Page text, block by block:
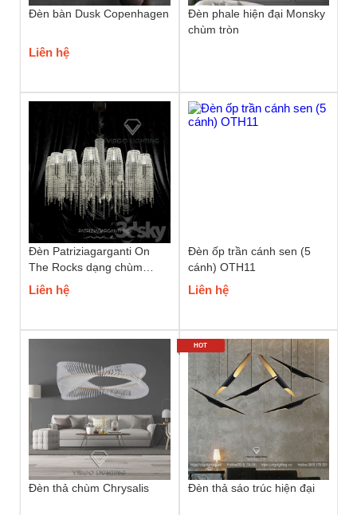
Đèn bàn Dusk Copenhagen
Liên hệ
Đèn phale hiện đại Monsky
chùm tròn
Đèn Patriziagarganti On
The Rocks dạng chùm
phale
Liên hệ
Đèn ốp trần cánh sen (5
cánh) OTH11
Liên hệ
Đèn thả chùm Chrysalis Đèn thả sáo trúc hiện đại
HOT